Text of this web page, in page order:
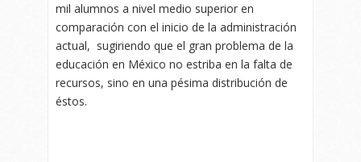
mil alumnos a nivel medio superior en
comparación con el inicio de la administración
actual, sugiriendo que el gran problema de la
educación en México no estriba en la falta de
recursos, sino en una pésima distribución de
éstos.